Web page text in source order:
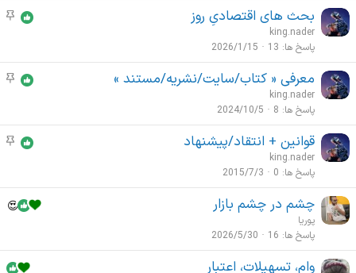
ع
م
ه
م
و
ع
م
ه
بحث های اقتصادیِ روز
king.nader
پاسخ ها 13
2026/1/15
م
و
ع
معرفی « کتاب/سایت/نشریه/مستند »
king.nader
پاسخ ها 8
2024/10/5
م
و
قوانین + انتقاد/پیشنهاد
king.nader
پاسخ ها 0
2015/7/3
چشم در چشم بازار
پوریا
پاسخ ها 16
2026/5/30
وام، تسهیلات، اعتبار